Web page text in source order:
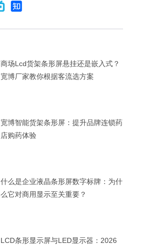
商场lcd货架条形屏悬挂还是嵌入式？
宽博厂家教你根据客流选方案
宽博智能货架条形屏：提升品牌连锁药
店购药体验
什么是企业液晶条形屏数字标牌：为什
么它对商用显示至关重要？
LCD条形显示屏与LED显示器：2026